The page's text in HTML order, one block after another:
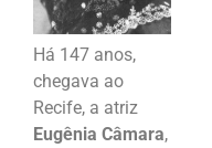
Há 147 anos,
chegava ao
Recife, a atriz
Eugênia Câmara,